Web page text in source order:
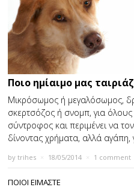
Ποιο ημίαιμο μας
Μικρόσωμος ή μεγαλόσωμος,
σκερτσόζος ή σνομπ, για όλους
σύντροφος και περιμένει να
δίνοντας χρήματα, αλλά αγάπη,
bytrihes 18/05/2014 1 comment
ΠΟΙΟΙ ΕΙΜΑΣΤΕ